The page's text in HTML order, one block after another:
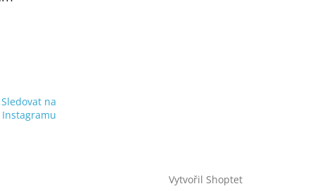
Sledovat na
Instagramu
Vytvořil Shoptet